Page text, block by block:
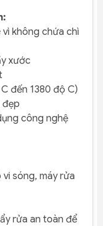
không chứa chì
xước
đến 1380 độ C)
đẹp
công nghệ
sóng, máy rửa
rửa an toàn để